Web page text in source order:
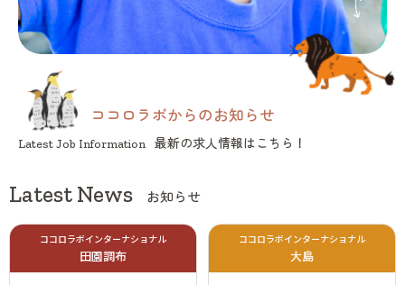
ココロラボからのお知らせ
Latest Job Information 最新の求人情報はこちら！
Latest News お知らせ
ココロラボインターナショナル
田園調布
ココロラボインターナショナル
大島